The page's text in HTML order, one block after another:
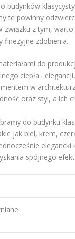
budynków
te powinny
związku z tym,
finezyjne zdobienia.
do
ciepła i
w
oraz styl, a ich
do budynku
jak biel, krem,
spójnego